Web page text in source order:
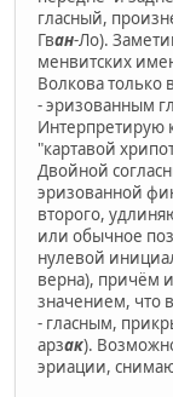
гласный,
Гван-Ло).
менвитских
Волкова только
- эризованным
Интерпретирую
"картавой
Двойной
эризованной
второго,
или обычное
нулевой
верна), причём
значением, что
- гласным,
арзак).
эриации,